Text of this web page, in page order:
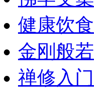
健康饮食
金刚般若
禅修入门